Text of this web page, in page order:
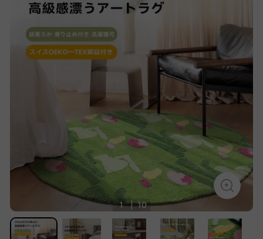
1 | 10